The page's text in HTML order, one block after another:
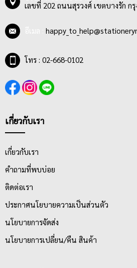
เลขที่ 202 ถนนสุรวงศ์ เขตบางรัก ก
โทร : 02-668-0102
เกี่ยวกับเรา
เกี่ยวกับเรา
คำถามที่พบบ่อย
ติดต่อเรา
ประกาศนโยบายความเป็นส่วนตัว
นโยบายการจัดส่ง
นโยบายการเปลี่ยน/คืน สินค้า